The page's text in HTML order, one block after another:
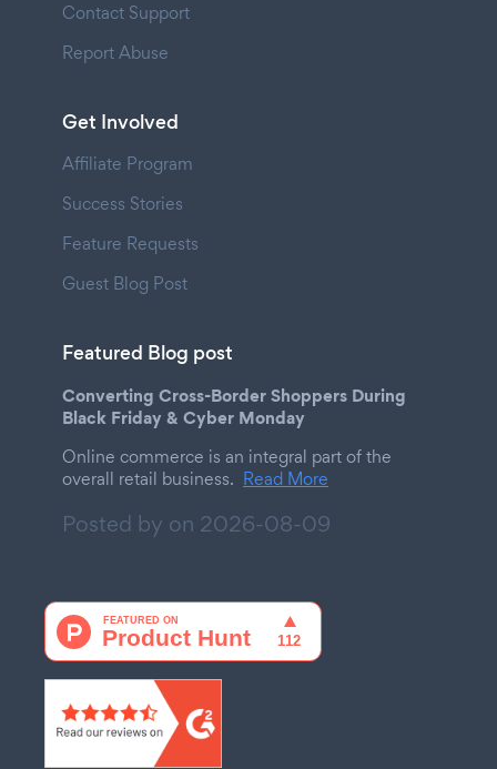
Contact Support
Report Abuse
Get Involved
Affiliate Program
Success Stories
Feature Requests
Guest Blog Post
Featured Blog post
Converting Cross-Border Shoppers During
Black Friday & Cyber Monday
Online commerce is an integral part of the
overall retail business. Read More
Posted by on 2026-08-09